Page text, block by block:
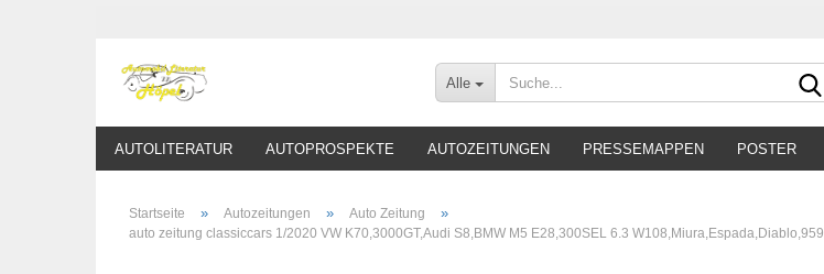
Alle
AUTOLITERATUR AUTOPROSPEKTE AUTOZEITUNGEN PRESSEMAPPEN POSTER
Startseite » Autozeitungen » Auto Zeitung »
auto zeitung classiccars 1/2020 VW K70,3000GT,Audi S8,BMW M5 E28,300SEL 6.3 W108,Miura,Espada,Diablo,959